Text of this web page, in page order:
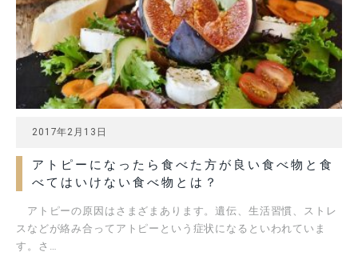
2017年2月13日
アトピーになったら食べた方が良い食べ物と食
べてはいけない食べ物とは？
アトピーの原因はさまざまあります。遺伝、生活習慣、ストレ
スなどが絡み合ってアトピーという症状になるといわれていま
す。さ…